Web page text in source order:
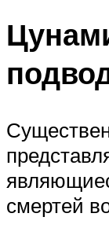
смертей